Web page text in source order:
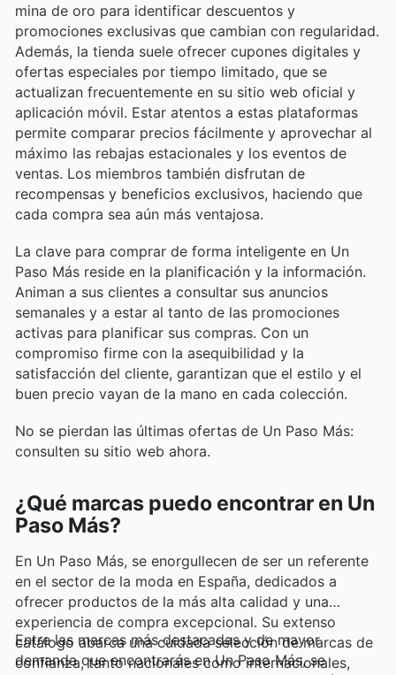
mina de oro para identificar descuentos y
promociones exclusivas que cambian con regularidad.
Además, la tienda suele ofrecer cupones digitales y
ofertas especiales por tiempo limitado, que se
actualizan frecuentemente en su sitio web oficial y
aplicación móvil. Estar atentos a estas plataformas
permite comparar precios fácilmente y aprovechar al
máximo las rebajas estacionales y los eventos de
ventas. Los miembros también disfrutan de
recompensas y beneficios exclusivos, haciendo que
cada compra sea aún más ventajosa.
La clave para comprar de forma inteligente en Un
Paso Más reside en la planificación y la información.
Animan a sus clientes a consultar sus anuncios
semanales y a estar al tanto de las promociones
activas para planificar sus compras. Con un
compromiso firme con la asequibilidad y la
satisfacción del cliente, garantizan que el estilo y el
buen precio vayan de la mano en cada colección.
No se pierdan las últimas ofertas de Un Paso Más:
consulten su sitio web ahora.
¿Qué marcas puedo encontrar en Un
Paso Más?
En Un Paso Más, se enorgullecen de ser un referente
en el sector de la moda en España, dedicados a
ofrecer productos de la más alta calidad y una
experiencia de compra excepcional. Su extenso
catálogo abarca una cuidada selección de marcas de
confianza, tanto nacionales como internacionales,
Entre las marcas más destacadas y de mayor
demanda que encontrarás en Un Paso Más, se